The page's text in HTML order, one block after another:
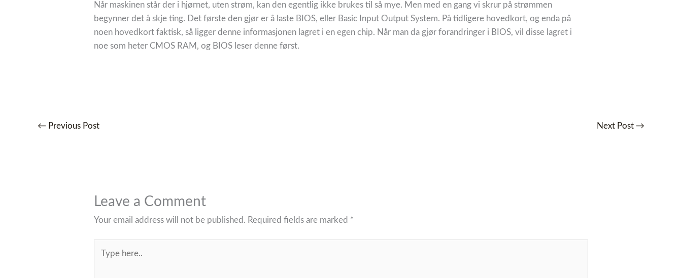
Når maskinen står der i hjørnet, uten strøm, kan den egentlig ikke brukes til så mye. Men med en gang vi skrur på strømmen
begynner det å skje ting. Det første den gjør er å laste BIOS, eller Basic Input Output System. På tidligere hovedkort, og enda på
noen hovedkort faktisk, så ligger denne informasjonen lagret i en egen chip. Når man da gjør forandringer i BIOS, vil disse lagret i
noe som heter CMOS RAM, og BIOS leser denne først.
← Previous Post Next Post →
Leave a Comment
Your email address will not be published. Required fields are marked *
here..